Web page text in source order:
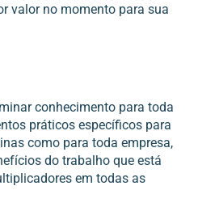
valor no momento para sua
conhecimento para toda
práticos específicos para
como para toda empresa,
do trabalho que está
em todas as